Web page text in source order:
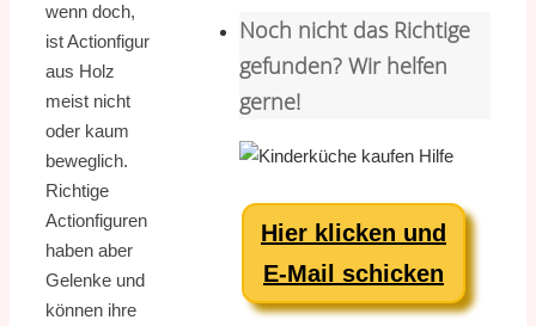
wenn doch,
ist Actionfigur
aus Holz
meist nicht
oder kaum
beweglich.
Richtige
Actionfiguren
haben aber
Gelenke und
können ihre
Noch nicht das Richtige
gefunden? Wir helfen
gerne!
Hier klicken und
E-Mail schicken